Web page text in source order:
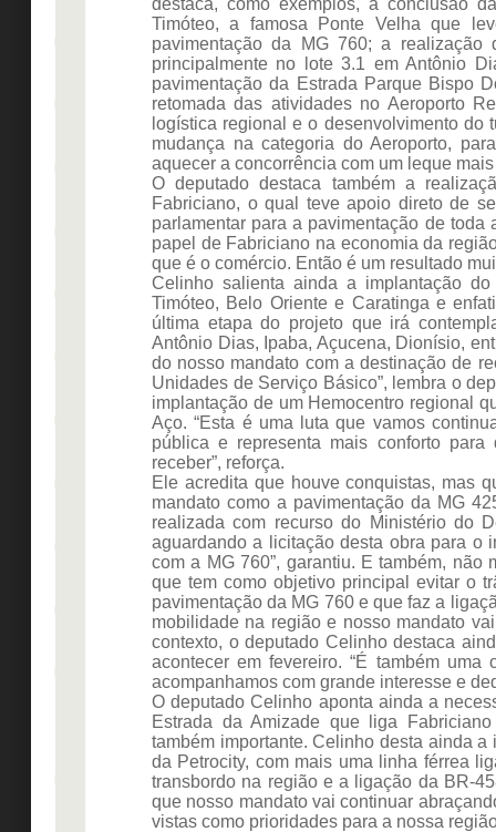
destaca, como exemplos, a conclusão
Timóteo, a famosa Ponte Velha que
pavimentação da MG 760; a
principalmente no lote 3.1 em Antônio
pavimentação da Estrada Parque Bispo
retomada das atividades no Aeroporto
logística regional e o desenvolvimento do
mudança na categoria do Aeroporto,
aquecer a concorrência com um leque
O deputado destaca também a
Fabriciano, o qual teve apoio direto de
parlamentar para a pavimentação de toda
papel de Fabriciano na economia da
que é o comércio. Então é um resultado
Celinho salienta ainda a implantação
Timóteo, Belo Oriente e Caratinga e
última etapa do projeto que irá
Antônio Dias, Ipaba, Açucena, Dionísio,
do nosso mandato com a destinação de
Unidades de Serviço Básico”, lembra o
implantação de um Hemocentro regional
Aço. “Esta é uma luta que vamos
pública e representa mais conforto
receber”, reforça.
Ele acredita que houve conquistas, mas
mandato como a pavimentação da MG
realizada com recurso do Ministério do
aguardando a licitação desta obra para o
com a MG 760”, garantiu. E também,
que tem como objetivo principal evitar o
pavimentação da MG 760 e que faz a
mobilidade na região e nosso mandato
contexto, o deputado Celinho destaca
acontecer em fevereiro. “É também
acompanhamos com grande interesse e
O deputado Celinho aponta ainda a
Estrada da Amizade que liga
também importante. Celinho desta ainda
da Petrocity, com mais uma linha férrea
transbordo na região e a ligação da BR-
que nosso mandato vai continuar
vistas como prioridades para a nossa